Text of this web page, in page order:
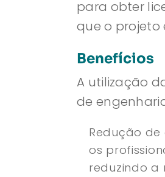
para obter
que o projeto
Benefícios
A utilização
de
Redução
os
reduzindo a